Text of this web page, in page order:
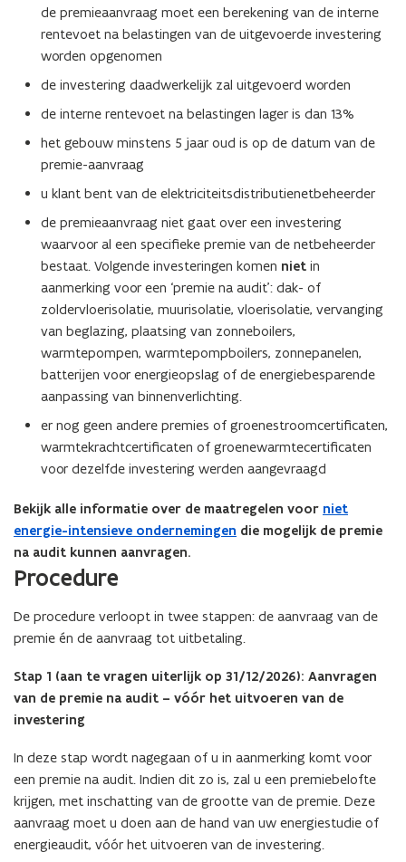
de premieaanvraag moet een berekening van de interne
rentevoet na belastingen van de uitgevoerde investering
worden opgenomen
de investering daadwerkelijk zal uitgevoerd worden
de interne rentevoet na belastingen lager is dan 13%
het gebouw minstens 5 jaar oud is op de datum van de
premie-aanvraag
u klant bent van de elektriciteitsdistributienetbeheerder
de premieaanvraag niet gaat over een investering
waarvoor al een specifieke premie van de netbeheerder
bestaat. Volgende investeringen komen niet in
aanmerking voor een ‘premie na audit’: dak- of
zoldervloerisolatie, muurisolatie, vloerisolatie, vervanging
van beglazing, plaatsing van zonneboilers,
warmtepompen, warmtepompboilers, zonnepanelen,
batterijen voor energieopslag of de energiebesparende
aanpassing van binnenverlichting.
er nog geen andere premies of groenestroomcertificaten,
warmtekrachtcertificaten of groenewarmtecertificaten
voor dezelfde investering werden aangevraagd
Bekijk alle informatie over de maatregelen voor niet
energie-intensieve ondernemingen die mogelijk de premie
na audit kunnen aanvragen.
Procedure
De procedure verloopt in twee stappen: de aanvraag van de
premie én de aanvraag tot uitbetaling.
Stap 1 (aan te vragen uiterlijk op 31/12/2026): Aanvragen
van de premie na audit – vóór het uitvoeren van de
investering
In deze stap wordt nagegaan of u in aanmerking komt voor
een premie na audit. Indien dit zo is, zal u een premiebelofte
krijgen, met inschatting van de grootte van de premie. Deze
aanvraag moet u doen aan de hand van uw energiestudie of
energieaudit, vóór het uitvoeren van de investering.